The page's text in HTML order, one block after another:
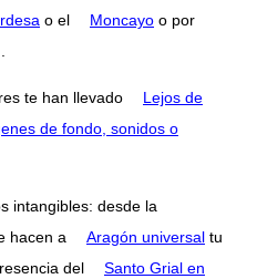
o el Moncayo o por
.
te han llevado
Lejos de
de fondo, sonidos o
intangibles: desde la
hacen a Aragón universal tu
del
Santo Grial en